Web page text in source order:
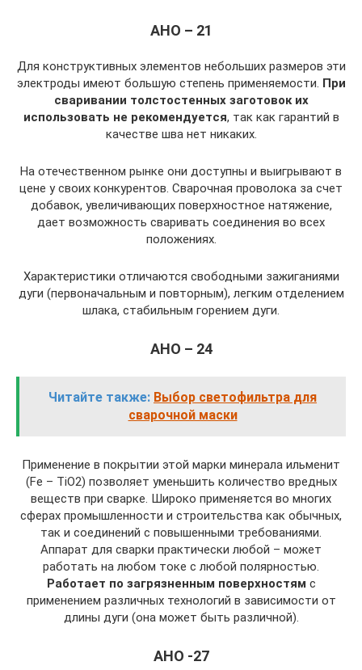
АНО – 21
Для конструктивных элементов небольших размеров эти
электроды имеют большую степень применяемости. При
сваривании толстостенных заготовок их
использовать не рекомендуется, так как гарантий в
качестве шва нет никаких.
На отечественном рынке они доступны и выигрывают в
цене у своих конкурентов. Сварочная проволока за счет
добавок, увеличивающих поверхностное натяжение,
дает возможность сваривать соединения во всех
положениях.
Характеристики отличаются свободными зажиганиями
дуги (первоначальным и повторным), легким отделением
шлака, стабильным горением дуги.
АНО – 24
Читайте также: Выбор светофильтра для
сварочной маски
Применение в покрытии этой марки минерала ильменит
(Fe – TiO2) позволяет уменьшить количество вредных
веществ при сварке. Широко применяется во многих
сферах промышленности и строительства как обычных,
так и соединений с повышенными требованиями.
Аппарат для сварки практически любой – может
работать на любом токе с любой полярностью.
Работает по загрязненным поверхностям с
применением различных технологий в зависимости от
длины дуги (она может быть различной).
АНО -27